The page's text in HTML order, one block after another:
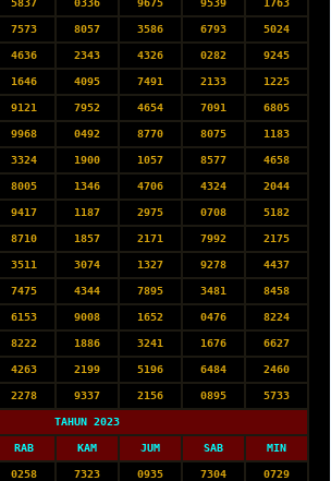
5837 0336 9675 9539 1763
7573 8057 3586 6793 5024
4636 2343 4326 0282 9245
1646 4095 7491 2133 1225
9121 7952 4654 7091 6805
9968 0492 8770 8075 1183
3324 1900 1057 8577 4658
8005 1346 4706 4324 2044
9417 1187 2975 0708 5182
8710 1857 2171 7992 2175
3511 3074 1327 9278 4437
7475 4344 7895 3481 8458
6153 9008 1652 0476 8224
8222 1886 3241 1676 6627
4263 2199 5196 6484 2460
2278 9337 2156 0895 5733
TAHUN 2023
RAB KAM JUM SAB MIN
0258 7323 0935 7304 0729